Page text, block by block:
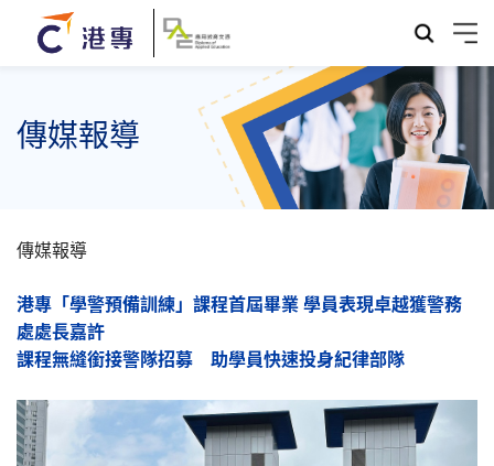
傳媒報導
傳媒報導
港專「學警預備訓練」課程首屆畢業 學員表現卓越獲警務
處處長嘉許
課程無縫銜接警隊招募 助學員快速投身紀律部隊